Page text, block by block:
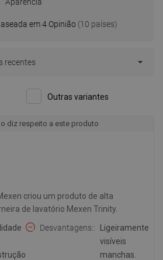
em 4 Opinião (10 países)
Aparência
Outras variantes
recentes
diz respeito a este produto
criou um produto de alta
de lavatório Mexen Trinity.
Desvantagens:
Ligeiramente
visíveis
manchas.